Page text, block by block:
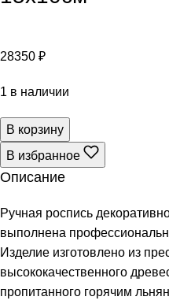
28350 ₽
1 в наличии
В корзину
В избранное
Описание
Ручная роспись
выполнена
Изделие изготовлено из
высококачественного
пропитанного горячим